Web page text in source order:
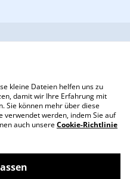
kleine Dateien helfen uns zu
damit wir Ihre Erfahrung mit
Sie können mehr über diese
verwendet werden, indem Sie auf
auch unsereCookie-Richtlinie